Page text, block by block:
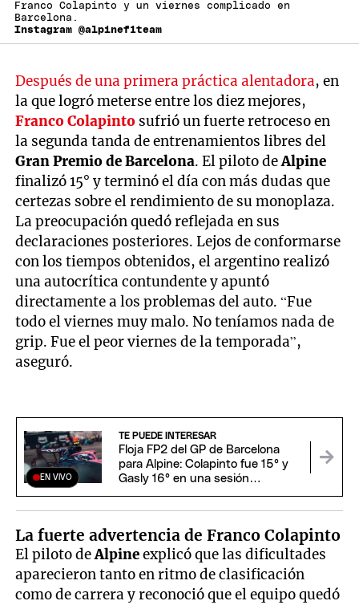
Franco Colapinto y un viernes complicado en
Barcelona.
Instagram @alpinef1team
Después de una primera práctica alentadora, en
la que logró meterse entre los diez mejores,
Franco Colapinto sufrió un fuerte retroceso en
la segunda tanda de entrenamientos libres del
Gran Premio de Barcelona. El piloto deAlpine
finalizó 15° y terminó el día con más dudas que
certezas sobre el rendimiento de su monoplaza.
La preocupación quedó reflejada en sus
declaraciones posteriores. Lejos de conformarse
con los tiempos obtenidos, el argentino realizó
una autocrítica contundente y apuntó
directamente a los problemas del auto. “Fue
todo el viernes muy malo. No teníamos nada de
grip. Fue el peor viernes de la temporada”,
aseguró.
EN VIVO
TE PUEDE INTERESAR
Floja FP2 del GP de Barcelona
para Alpine: Colapinto fue 15° y
Gasly 16° en una sesión
La fuerte advertencia de Franco Colapinto
El piloto deAlpineexplicó que las dificultades
aparecieron tanto en ritmo de clasificación
como de carrera y reconoció que el equipo quedó